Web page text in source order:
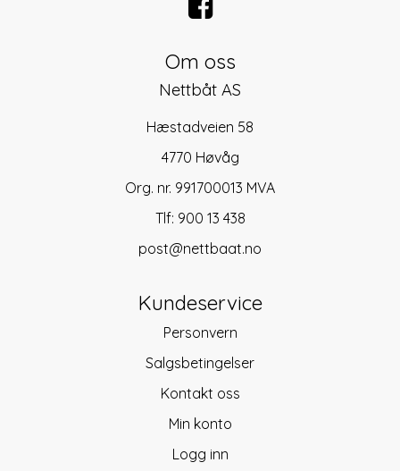
Om oss
Nettbåt AS
Hæstadveien 58
4770 Høvåg
Org. nr. 991700013 MVA
Tlf: 900 13 438
post@nettbaat.no
Kundeservice
Personvern
Salgsbetingelser
Kontakt oss
Min konto
Logg inn